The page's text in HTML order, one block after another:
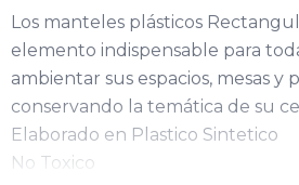
Los manteles plásticos
elemento indispensable para
ambientar sus espacios, mesas
conservando la temática de su
Elaborado en Plastico Sintetico
No Toxico